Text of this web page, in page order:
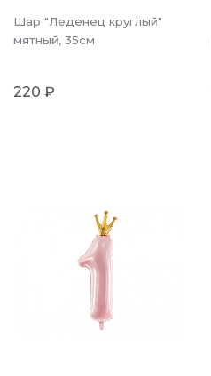
Шар "Леденец круглый"
мятный, 35см
220 ₽